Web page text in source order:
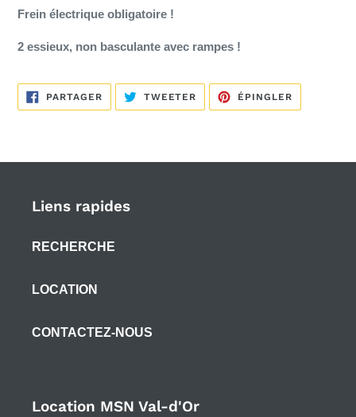
Frein électrique obligatoire !
2 essieux, non basculante avec rampes !
PARTAGERPARTAGER
FACEBOOK
TWEETER TWEETER
TWITTER
ÉPINGLER
PINTEREST
Liens rapides
RECHERCHE
LOCATION
CONTACTEZ-NOUS
Location MSN Val-d'Or